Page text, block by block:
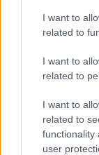
I want to
related to
I want to
related to
I want to
related to
functionality
user
Výplne